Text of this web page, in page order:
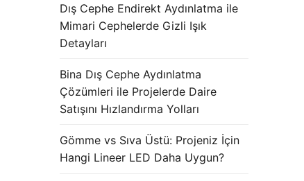
Dış Cephe Endirekt Aydınlatma ile
Mimari Cephelerde Gizli Işık
Detayları
Bina Dış Cephe Aydınlatma
Çözümleri ile Projelerde Daire
Satışını Hızlandırma Yolları
Gömme vs Sıva Üstü: Projeniz İçin
Hangi Lineer LED Daha Uygun?